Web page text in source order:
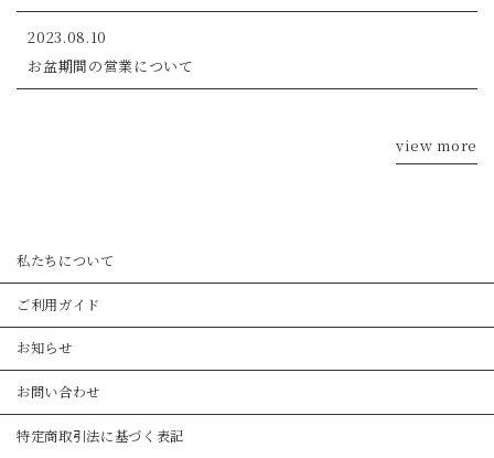
2023.08.10
お盆期間の営業について
view more
私たちについて
ご利用ガイド
お知らせ
お問い合わせ
特定商取引法に基づく表記